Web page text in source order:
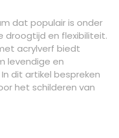
dat populair is onder
droogtijd en flexibiliteit.
acrylverf biedt
levendige en
dit artikel bespreken
het schilderen van